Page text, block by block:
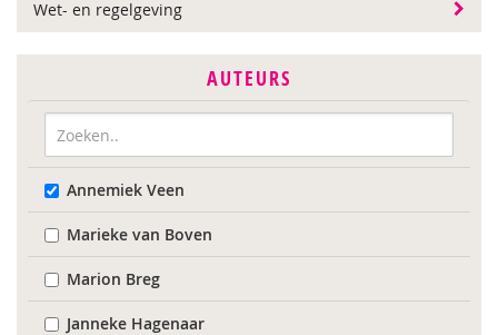
Wet- en regelgeving
AUTEURS
Annemiek Veen
Marieke van Boven
Marion Breg
Janneke Hagenaar